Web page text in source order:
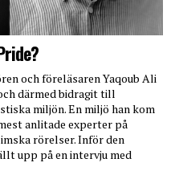
och föreläsaren Yaqoub Ali
därmed bidragit till
miljön. En miljö han kom
anlitade experter på
rörelser. Inför den
upp på en intervju med